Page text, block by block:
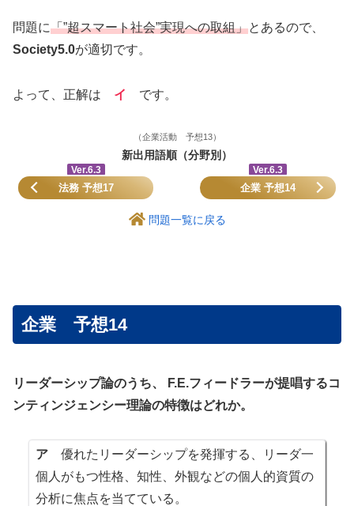
問題に「”超スマート社会”実現への取組」とあるので、
Society5.0が適切です。
よって、正解は イ です。
（企業活動 予想13）
新出用語順（分野別）
Ver.6.3 Ver.6.3
法務 予想17 企業 予想14
問題一覧に戻る
企業 予想14
リーダーシップ論のうち、 F.E.フィードラーが提唱するコ
ンティンジェンシー理論の特徴はどれか。
ア 優れたリーダーシップを発揮する、リーダ一
個人がもつ性格、知性、外観などの個人的資質の
分析に焦点を当てている。